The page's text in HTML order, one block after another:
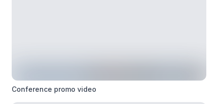
Conference promo video